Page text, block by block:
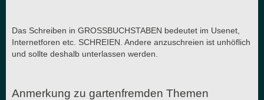
Das Schreiben in GROSSBUCHSTABEN bedeutet im Usenet,
Internetforen etc. SCHREIEN. Andere anzuschreien ist unhöflich
und sollte deshalb unterlassen werden.
Anmerkung zu gartenfremden Themen